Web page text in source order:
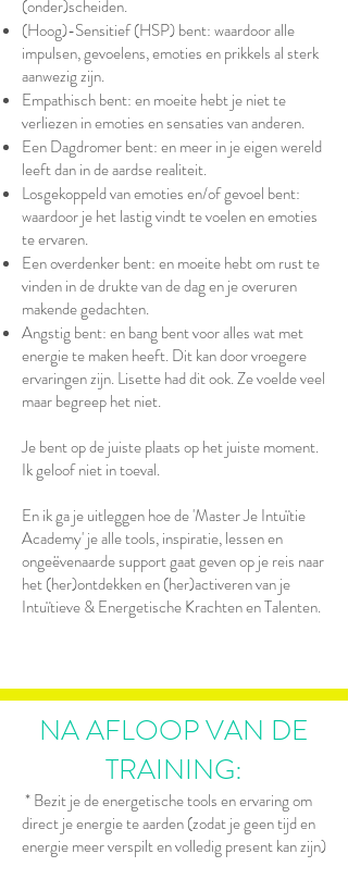
(onder)scheiden.
(Hoog)-Sensitief (HSP) bent: waardoor alle
impulsen, gevoelens, emoties en prikkels al sterk
aanwezig zijn.
​Empathisch bent: en moeite hebt je niet te
verliezen in emoties en sensaties van anderen.
​Een Dagdromer bent: en meer in je eigen wereld
leeft dan in de aardse realiteit.
​Losgekoppeld van emoties en/of gevoel bent:
waardoor je het lastig vindt te voelen en emoties
te ervaren.
​Een overdenker bent: en moeite hebt om rust te
vinden in de drukte van de dag en je overuren
makende gedachten.
​Angstig bent: en bang bent voor alles wat met
energie te maken heeft. Dit kan door vroegere
ervaringen zijn. Lisette had dit ook. Ze voelde veel
maar begreep het niet.
Je bent op de juiste plaats op het juiste moment.
Ik geloof niet in toeval.
En ik ga je uitleggen hoe de 'Master Je Intuïtie
Academy' je alle tools, inspiratie, lessen en
ongeëvenaarde support gaat geven op je reis naar
het (her)ontdekken en (her)activeren van je
Intuïtieve & Energetische Krachten en Talenten.
NA AFLOOP VAN DE
TRAINING:
* Bezit je de energetische tools en ervaring om
direct je energie te aarden (zodat je geen tijd en
energie meer verspilt en volledig present kan zijn)